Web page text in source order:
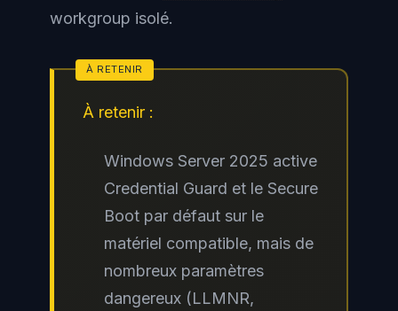
workgroup isolé.
À retenir :
Windows Server 2025 active
Credential Guard et le Secure
Boot par défaut sur le
matériel compatible, mais de
nombreux paramètres
dangereux (LLMNR,